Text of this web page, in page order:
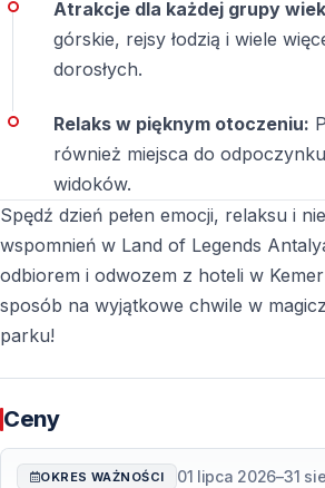
Atrakcje dla każdej grupy
górskie, rejsy łodzią i wiele
dorosłych.
Relaks w pięknym otoczeniu:
również miejsca do
widoków.
Spędź dzień pełen emocji, relaksu i
wspomnień w Land of Legends
odbiorem i odwozem z hoteli w
sposób na wyjątkowe chwile w
parku!
Ceny
OKRES WAŻNOŚCI 01 lipca 2026–31